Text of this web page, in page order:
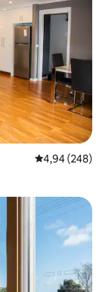
Prosječna
4,94 (248)